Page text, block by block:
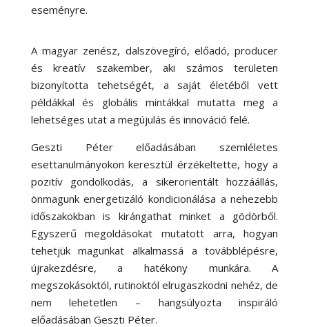
eseményre.
A magyar zenész, dalszövegíró, előadó, producer
és kreatív szakember, aki számos területen
bizonyította tehetségét, a saját életéből vett
példákkal és globális mintákkal mutatta meg a
lehetséges utat a megújulás és innováció felé.
Geszti Péter előadásában szemléletes
esettanulmányokon keresztül érzékeltette, hogy a
pozitív gondolkodás, a sikerorientált hozzáállás,
önmagunk energetizáló kondicionálása a nehezebb
időszakokban is kirángathat minket a gödörből.
Egyszerű megoldásokat mutatott arra, hogyan
tehetjük magunkat alkalmassá a továbblépésre,
újrakezdésre, a hatékony munkára. A
megszokásoktól, rutinoktól elrugaszkodni nehéz, de
nem lehetetlen – hangsúlyozta inspiráló
előadásában Geszti Péter.